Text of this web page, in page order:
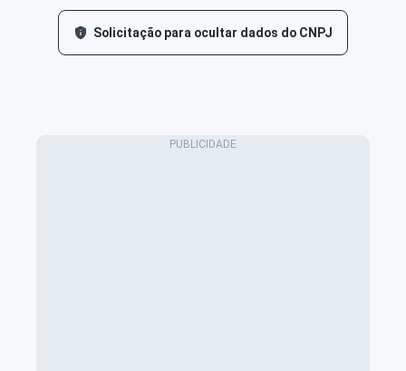
Solicitação para ocultar dados do CNPJ